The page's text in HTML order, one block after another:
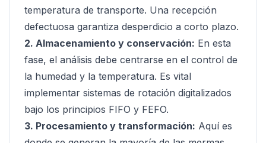
temperatura de transporte. Una recepción
defectuosa garantiza desperdicio a corto plazo.
2. Almacenamiento y conservación: En esta
fase, el análisis debe centrarse en el control de
la humedad y la temperatura. Es vital
implementar sistemas de rotación digitalizados
bajo los principios FIFO y FEFO.
3. Procesamiento y transformación: Aquí es